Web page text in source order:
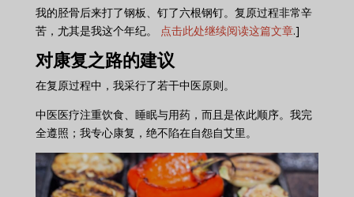
我的胫骨后来打了钢板、钉了六根钢钉。复原过程非常辛
苦，尤其是我这个年纪。
点击此处继续阅读这篇文章.]
对康复之路的建议
在复原过程中，我采行了若干中医原则。
中医医疗注重饮食、睡眠与用药，而且是依此顺序。我完
全遵照；我专心康复，绝不陷在自怨自艾里。